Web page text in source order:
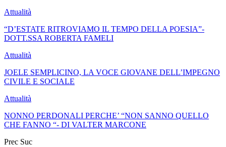
Attualità
“D’ESTATE RITROVIAMO IL TEMPO DELLA POESIA”-
DOTT.SSA ROBERTA FAMELI
Attualità
JOELE SEMPLICINO, LA VOCE GIOVANE DELL’IMPEGNO
CIVILE E SOCIALE
Attualità
NONNO PERDONALI PERCHE’ “NON SANNO QUELLO
CHE FANNO “- DI VALTER MARCONE
Prec Suc